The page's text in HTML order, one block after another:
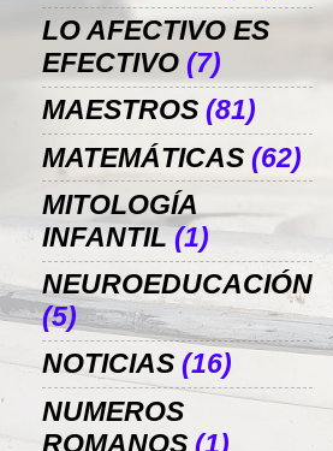
LO AFECTIVO ES
EFECTIVO (7)
MAESTROS (81)
MATEMÁTICAS (62)
MITOLOGÍA
INFANTIL (1)
NEUROEDUCACIÓN
(5)
NOTICIAS (16)
NUMEROS
ROMANOS (1)